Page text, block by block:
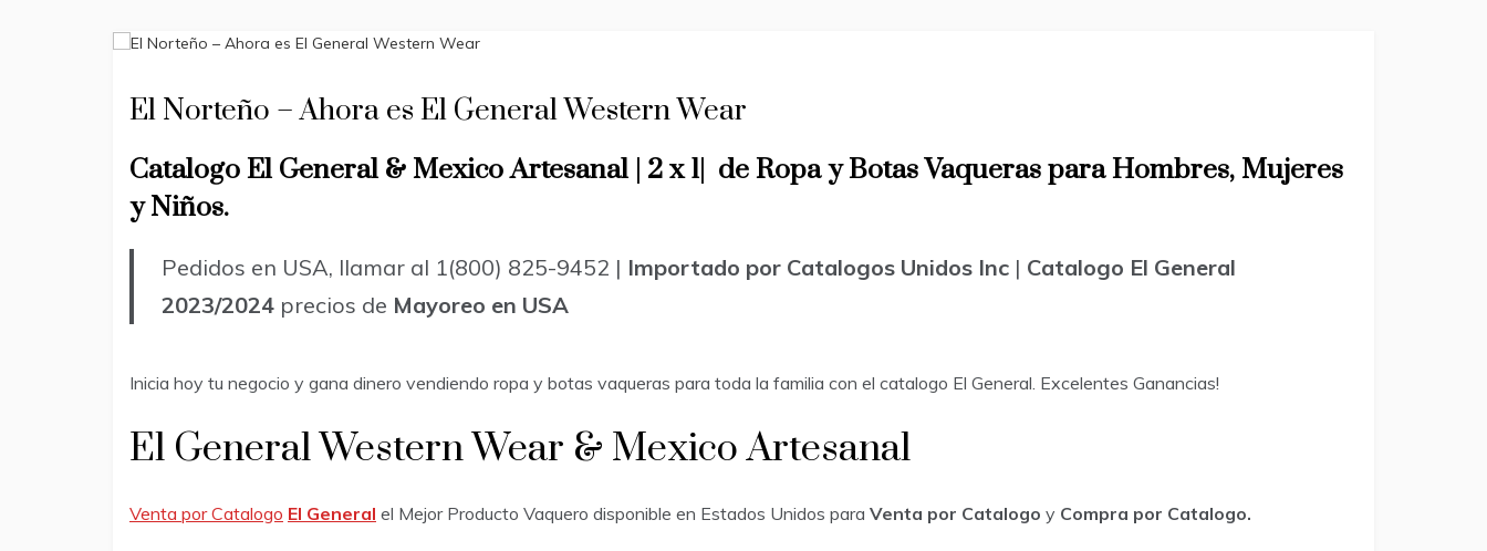
El Norteño – Ahora es El General Western Wear
Catalogo El General & Mexico Artesanal | 2 x 1| de Ropa y Botas Vaqueras para Hombres, Mujeres
y Niños.
Pedidos en USA, llamar al 1(800) 825-9452 | Importado por Catalogos Unidos Inc | Catalogo El General
2023/2024 precios de Mayoreo en USA
Inicia hoy tu negocio y gana dinero vendiendo ropa y botas vaqueras para toda la familia con el catalogo El General. Excelentes Ganancias!
El General Western Wear & Mexico Artesanal
Venta por Catalogo El General el Mejor Producto Vaquero disponible en Estados Unidos para Venta por Catalogo y Compra por Catalogo.